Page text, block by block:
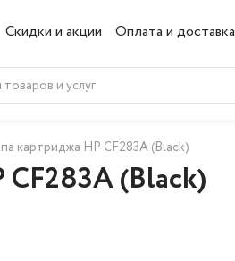
Скидки и акции Оплата и доставка
картриджа HP CF283A (Black)
CF283A (Black)